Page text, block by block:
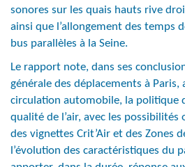
sonores sur les quais hauts rive
ainsi que l’allongement des temps
bus parallèles à la Seine.
Le rapport note, dans ses
générale des déplacements à
circulation automobile, la politique
qualité de l’air, avec les
des vignettes Crit’Air et des Zones
l’évolution des caractéristiques du